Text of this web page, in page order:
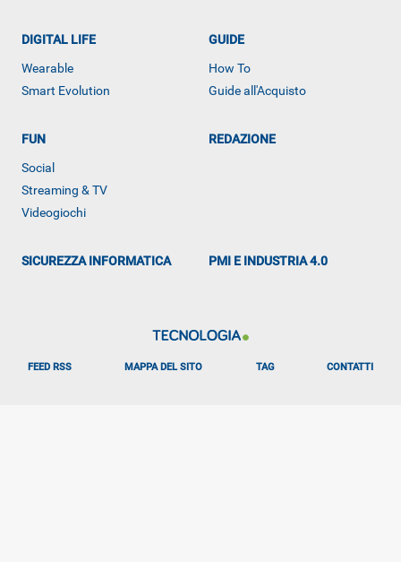
ALTRO
DIGITAL LIFE
Wearable
Smart Evolution
GUIDE
How To
Guide all'Acquisto
FUN
Social
Streaming & TV
Videogiochi
REDAZIONE
SICUREZZA INFORMATICA PMI E INDUSTRIA 4.0
FEED RSS MAPPA DEL SITO TAG CONTATTI